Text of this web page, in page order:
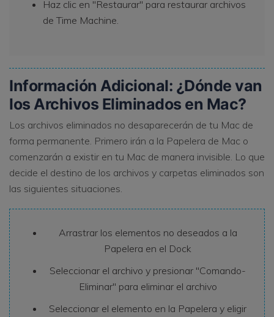
Haz clic en "Restaurar" para restaurar archivos
de Time Machine.
Información Adicional: ¿Dónde van
los Archivos Eliminados en Mac?
Los archivos eliminados no desaparecerán de tu Mac de
forma permanente. Primero irán a la Papelera de Mac o
comenzarán a existir en tu Mac de manera invisible. Lo que
decide el destino de los archivos y carpetas eliminados son
las siguientes situaciones.
Arrastrar los elementos no deseados a la
Papelera en el Dock
Seleccionar el archivo y presionar "Comando-
Eliminar" para eliminar el archivo
Seleccionar el elemento en la Papelera y eligir